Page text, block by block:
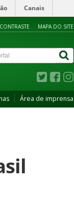
Canais
MAPA DO SITE
Área de imprensa